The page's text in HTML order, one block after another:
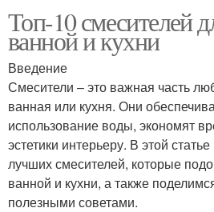
Недорогие смесители
Топ-10 смесителей
ванной и кухни
Введение
Смесители – это важная часть
ванная или кухня. Они
использование воды, экономят
эстетики интерьеру. В этой
лучших смесителей, которые
ванной и кухни, а также
полезными советами.